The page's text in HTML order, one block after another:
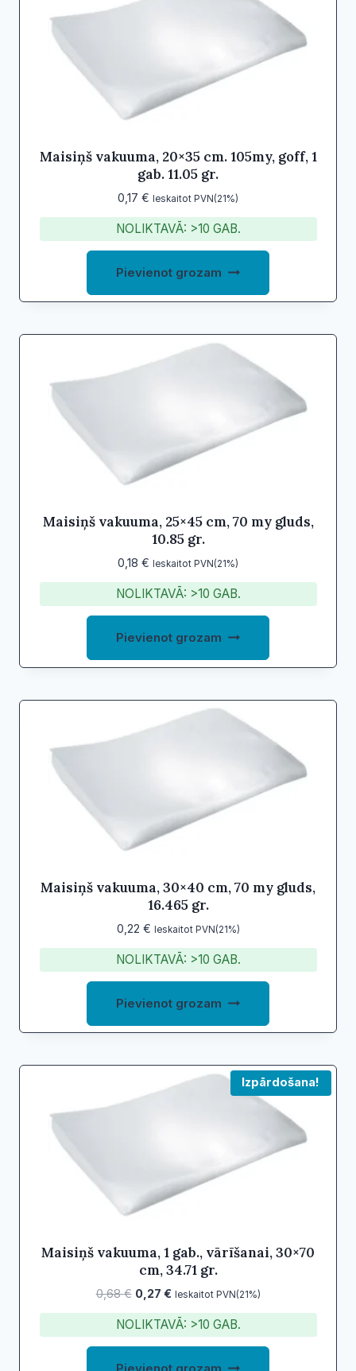
Maisiņš vakuuma, 20×35 cm. 105my, goff, 1
gab. 11.05 gr.
0,17 € Ieskaitot PVN(21%)
NOLIKTAVĀ: >10 GAB.
Pievienot grozam
Maisiņš vakuuma, 25×45 cm, 70 my gluds,
10.85 gr.
0,18 € Ieskaitot PVN(21%)
NOLIKTAVĀ: >10 GAB.
Pievienot grozam
Maisiņš vakuuma, 30×40 cm, 70 my gluds,
16.465 gr.
0,22 € Ieskaitot PVN(21%)
NOLIKTAVĀ: >10 GAB.
Pievienot grozam
Izpārdošana!
Maisiņš vakuuma, 1 gab., vārīšanai, 30×70
cm, 34.71 gr.
0,68€ Original
price
was:
0,68 €.
0,27 €Current
price
is:
0,27 €.
Ieskaitot PVN(21%)
NOLIKTAVĀ: >10 GAB.